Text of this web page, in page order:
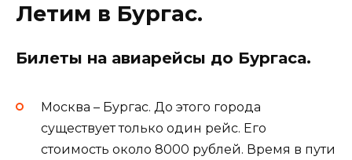
Летим в Бургас.
Билеты на авиарейсы до Бургаса.
Москва – Бургас. До этого города
существует только один рейс. Его
стоимость около 8000 рублей. Время в пути